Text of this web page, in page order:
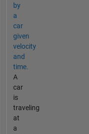
by
a
car
given
velocity
and
time.
A
car
is
traveling
at
a